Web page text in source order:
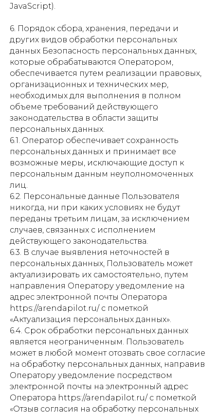
JavaScript).
6. Порядок сбора, хранения, передачи и
других видов обработки персональных
данных Безопасность персональных данных,
которые обрабатываются Оператором,
обеспечивается путем реализации правовых,
организационных и технических мер,
необходимых для выполнения в полном
объеме требований действующего
законодательства в области защиты
персональных данных.
6.1. Оператор обеспечивает сохранность
персональных данных и принимает все
возможные меры, исключающие доступ к
персональным данным неуполномоченных
лиц.
6.2. Персональные данные Пользователя
никогда, ни при каких условиях не будут
переданы третьим лицам, за исключением
случаев, связанных с исполнением
действующего законодательства.
6.3. В случае выявления неточностей в
персональных данных, Пользователь может
актуализировать их самостоятельно, путем
направления Оператору уведомление на
адрес электронной почты Оператора
https://arendapilot.ru/ с пометкой
«Актуализация персональных данных».
6.4. Срок обработки персональных данных
является неограниченным. Пользователь
может в любой момент отозвать свое согласие
на обработку персональных данных, направив
Оператору уведомление посредством
электронной почты на электронный адрес
Оператора https://arendapilot.ru/ с пометкой
«Отзыв согласия на обработку персональных